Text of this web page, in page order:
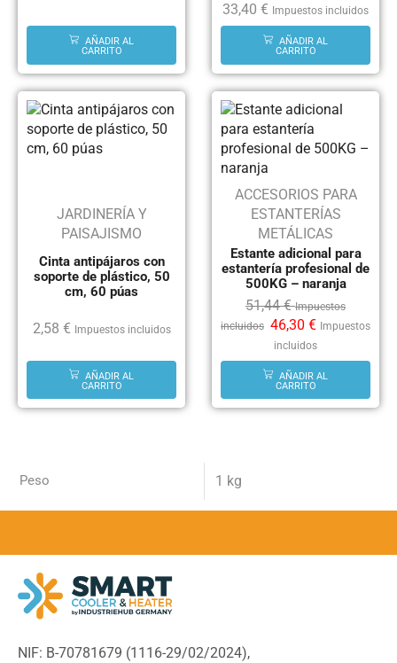
AÑADIR AL
CARRITO
33,40 € Impuestos incluidos
AÑADIR AL
CARRITO
JARDINERÍA Y
PAISAJISMO
Cinta antipájaros con
soporte de plástico, 50
cm, 60 púas
2,58 € Impuestos incluidos
AÑADIR AL
CARRITO
ACCESORIOS PARA
ESTANTERÍAS
METÁLICAS
Estante adicional para
estantería profesional de
500KG – naranja
51,44€ Impuestos
incluidos 46,30 € Impuestos
incluidos
AÑADIR AL
CARRITO
Peso 1 kg
NIF: B-70781679 (1116-29/02/2024),